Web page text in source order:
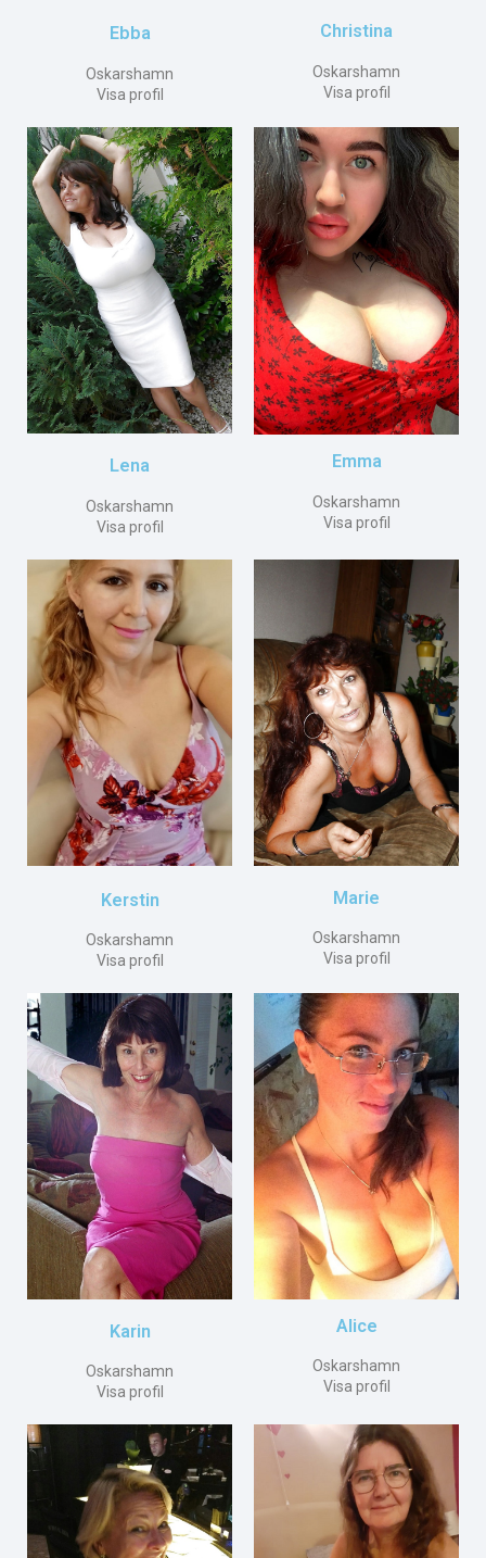
Ebba
Oskarshamn
Visa profil
Christina
Oskarshamn
Visa profil
Lena
Oskarshamn
Visa profil
Emma
Oskarshamn
Visa profil
Kerstin
Oskarshamn
Visa profil
Marie
Oskarshamn
Visa profil
Karin
Oskarshamn
Visa profil
Alice
Oskarshamn
Visa profil